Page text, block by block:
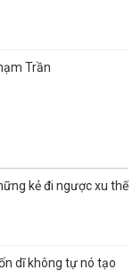
Trần
kẻ đi ngược xu thế
dĩ không tự nó tạo